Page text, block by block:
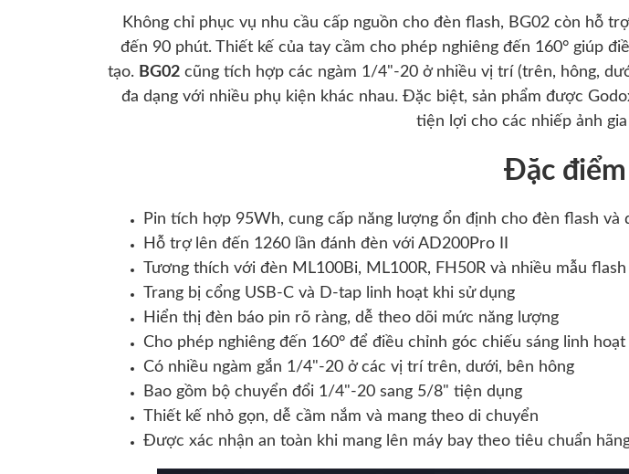
Không chỉ phục vụ nhu cầu cấp nguồn cho đèn flash, BG02 còn hỗ
đến 90 phút. Thiết kế của tay cầm cho phép nghiêng đến 160° giúp
tạo. BG02 cũng tích hợp các ngàm 1/4"-20 ở nhiều vị trí (trên, hông,
đa dạng với nhiều phụ kiện khác nhau. Đặc biệt, sản phẩm được
tiện lợi cho các nhiếp ảnh
Đặc
Pin tích hợp 95Wh, cung cấp năng lượng ổn định cho đèn flash và
Hỗ trợ lên đến 1260 lần đánh đèn với AD200Pro II
Tương thích với đèn ML100Bi, ML100R, FH50R và nhiều mẫu flash
Trang bị cổng USB-C và D-tap linh hoạt khi sử dụng
Hiển thị đèn báo pin rõ ràng, dễ theo dõi mức năng lượng
Cho phép nghiêng đến 160° để điều chỉnh góc chiếu sáng linh hoạt
Có nhiều ngàm gắn 1/4"-20 ở các vị trí trên, dưới, bên hông
Bao gồm bộ chuyển đổi 1/4"-20 sang 5/8" tiện dụng
Thiết kế nhỏ gọn, dễ cầm nắm và mang theo di chuyển
Được xác nhận an toàn khi mang lên máy bay theo tiêu chuẩn